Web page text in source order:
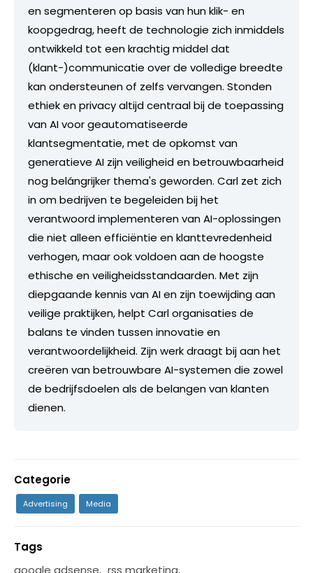
en segmenteren op basis van hun klik- en
koopgedrag, heeft de technologie zich inmiddels
ontwikkeld tot een krachtig middel dat
(klant-)communicatie over de volledige breedte
kan ondersteunen of zelfs vervangen. Stonden
ethiek en privacy altijd centraal bij de toepassing
van AI voor geautomatiseerde
klantsegmentatie, met de opkomst van
generatieve AI zijn veiligheid en betrouwbaarheid
nog belángrijker thema's geworden. Carl zet zich
in om bedrijven te begeleiden bij het
verantwoord implementeren van AI-oplossingen
die niet alleen efficiëntie en klanttevredenheid
verhogen, maar ook voldoen aan de hoogste
ethische en veiligheidsstandaarden. Met zijn
diepgaande kennis van AI en zijn toewijding aan
veilige praktijken, helpt Carl organisaties de
balans te vinden tussen innovatie en
verantwoordelijkheid. Zijn werk draagt bij aan het
creëren van betrouwbare AI-systemen die zowel
de bedrijfsdoelen als de belangen van klanten
dienen.
Categorie
Advertising Media
Tags
google adsense, rss marketing,